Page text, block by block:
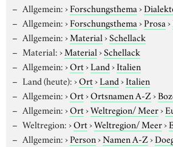
Allgemein:›Forschungsthema›
Allgemein:›Forschungsthema›Prosa›
Allgemein:›Material›Schellack
Material:›Material›Schellack
Allgemein:›Ort›Land›Italien
Land (heute):›Ort›Land›Italien
Allgemein:›Ort›Ortsnamen A-Z›
Allgemein:›Ort›Weltregion/ Meer›
Weltregion:›Ort›Weltregion/ Meer›
Allgemein:›Person›Namen A-Z›